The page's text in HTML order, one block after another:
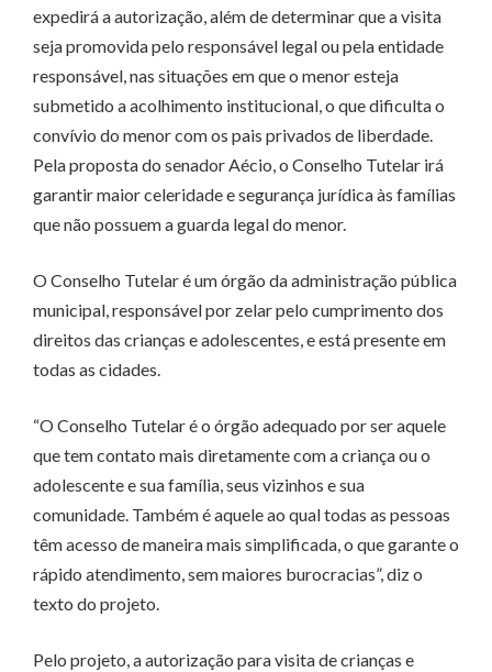
expedirá a autorização, além de determinar que a visita
seja promovida pelo responsável legal ou pela entidade
responsável, nas situações em que o menor esteja
submetido a acolhimento institucional, o que dificulta o
convívio do menor com os pais privados de liberdade.
Pela proposta do senador Aécio, o Conselho Tutelar irá
garantir maior celeridade e segurança jurídica às famílias
que não possuem a guarda legal do menor.
O Conselho Tutelar é um órgão da administração pública
municipal, responsável por zelar pelo cumprimento dos
direitos das crianças e adolescentes, e está presente em
todas as cidades.
“O Conselho Tutelar é o órgão adequado por ser aquele
que tem contato mais diretamente com a criança ou o
adolescente e sua família, seus vizinhos e sua
comunidade. Também é aquele ao qual todas as pessoas
têm acesso de maneira mais simplificada, o que garante o
rápido atendimento, sem maiores burocracias”, diz o
texto do projeto.
Pelo projeto, a autorização para visita de crianças e